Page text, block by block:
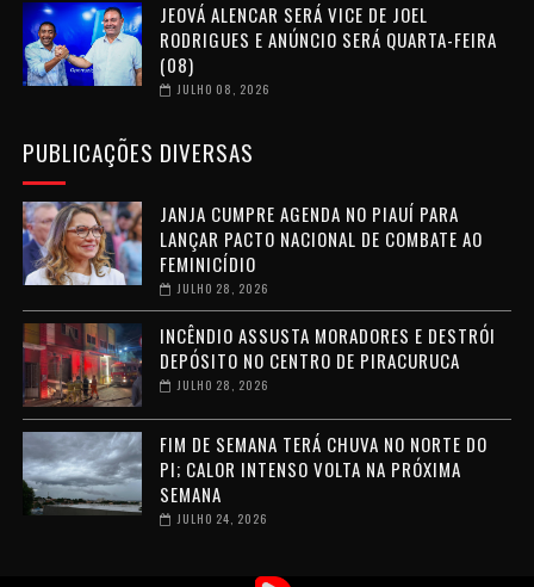
JEOVÁ ALENCAR SERÁ VICE DE JOEL
RODRIGUES E ANÚNCIO SERÁ QUARTA-FEIRA
(08)
JULHO 08, 2026
PUBLICAÇÕES DIVERSAS
JANJA CUMPRE AGENDA NO PIAUÍ PARA
LANÇAR PACTO NACIONAL DE COMBATE AO
FEMINICÍDIO
JULHO 28, 2026
INCÊNDIO ASSUSTA MORADORES E DESTRÓI
DEPÓSITO NO CENTRO DE PIRACURUCA
JULHO 28, 2026
FIM DE SEMANA TERÁ CHUVA NO NORTE DO
PI; CALOR INTENSO VOLTA NA PRÓXIMA
SEMANA
JULHO 24, 2026